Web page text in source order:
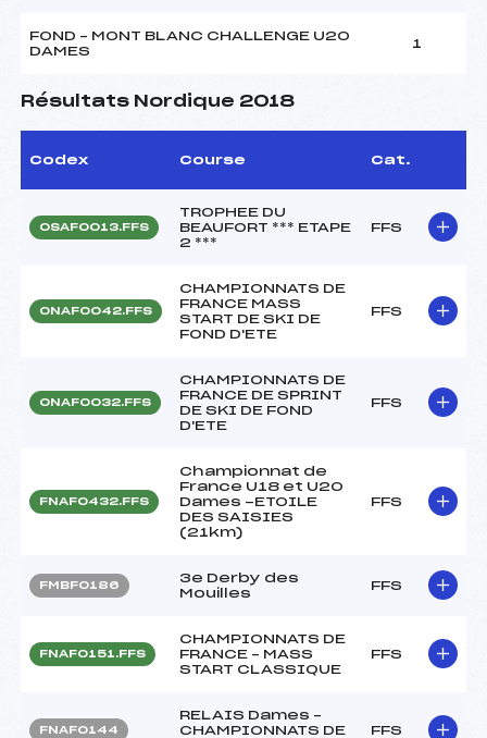
FOND – MONT BLANC CHALLENGE U20
DAMES
1
Résultats Nordique 2018
Codex Course Cat.
OSAF0013.FFS
TROPHEE DU
BEAUFORT *** ETAPE
2 ***
FFS
ONAF0042.FFS
CHAMPIONNATS DE
FRANCE MASS
START DE SKI DE
FOND D'ETE
FFS
ONAF0032.FFS
CHAMPIONNATS DE
FRANCE DE SPRINT
DE SKI DE FOND
D'ETE
FFS
FNAF0432.FFS
Championnat de
France U18 et U20
Dames -ETOILE
DES SAISIES
(21km)
FFS
FMBF0186
3e Derby des
Mouilles
FFS
FNAF0151.FFS
CHAMPIONNATS DE
FRANCE – MASS
START CLASSIQUE
FFS
FNAF0144
RELAIS Dames –
CHAMPIONNATS DE
FFS